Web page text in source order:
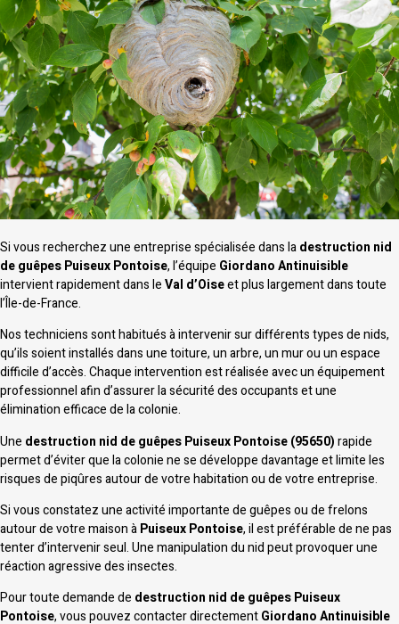
Si vous recherchez une entreprise spécialisée dans ladestruction nid
de guêpes Puiseux Pontoise, l’équipe Giordano Antinuisible
intervient rapidement dans leVal d’Oiseet plus largement dans toute
l’Île-de-France.
Nos techniciens sont habitués à intervenir sur différents types de nids,
qu’ils soient installés dans une toiture, un arbre, un mur ou un espace
difficile d’accès. Chaque intervention est réalisée avec un équipement
professionnel afin d’assurer la sécurité des occupants et une
élimination efficace de la colonie.
Une destruction nid de guêpes Puiseux Pontoise (95650)rapide
permet d’éviter que la colonie ne se développe davantage et limite les
risques de piqûres autour de votre habitation ou de votre entreprise.
Si vous constatez une activité importante de guêpes ou de frelons
autour de votre maison àPuiseux Pontoise, il est préférable de ne pas
tenter d’intervenir seul. Une manipulation du nid peut provoquer une
réaction agressive des insectes.
Pour toute demande de destruction nid de guêpes Puiseux
Pontoise, vous pouvez contacter directementGiordano Antinuisible